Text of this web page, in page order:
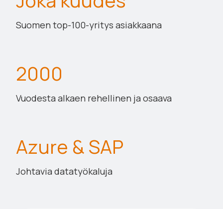
Suomen top-100-yritys asiakkaana
2000
Vuodesta alkaen rehellinen ja osaava
Azure & SAP
Johtavia datatyökaluja